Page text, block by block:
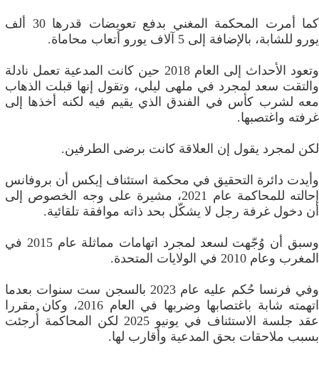
كما أمرت المحكمة المغني بدفع تعويضات قدرها 30 ألف
يورو للشابة، بالإضافة إلى 5 آلاف يورو أتعاب محاماة.
وتعود الأحداث إلى العام 2018 حين كانت المدعية تعمل نادلة
والتقت سعد لمجرد في ملهى ليلي، وتقول إنها قبلت الذهاب
معه لشرب كأس في الفندق الذي يقيم فيه لكنه أخذها إلى
غرفته واغتصبها.
لكن لمجرد يقول إن العلاقة كانت برضى الطرفين.
وأيدت دائرة التحقيق في محكمة استئناف إيكس أن بروفانس
إحالته للمحاكمة عام 2021، مشيرة على وجه الخصوص إلى
أن دخول غرفة رجل لا يشكّل بحد ذاته موافقة تلقائية.
وسبق أن وُجّهت لسعد لمجرد اتهامات مماثلة عام 2015 في
المغرب وعام 2010 في الولايات المتحدة.
وفي فرنسا حُكم عليه عام 2023 بالسجن ست سنوات بعدما
اتهمته شابة باغتصابها وضربها في العام 2016، وكان مقررا
عقد جلسة الاستئناف في يونيو 2025 لكن المحاكمة أُرجئت
بسبب ملاحقات بحق المدعية وأقارب لها.